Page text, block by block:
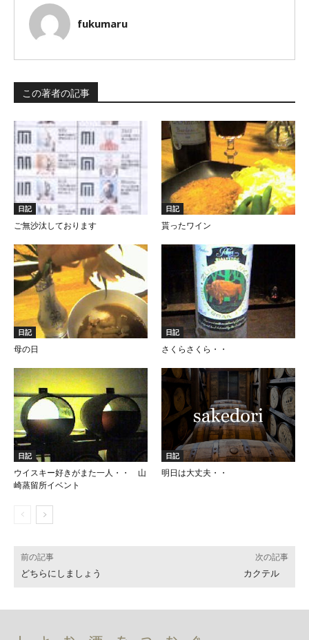
fukumaru
この著者の記事
日記
ご無沙汰しております
日記
貰ったワイン
日記
母の日
日記
さくらさくら・・
日記
ウイスキー好きがまた一人・・ 山
崎蒸留所イベント
日記
明日は大丈夫・・
前の記事
どちらにしましょう
次の記事
カクテル